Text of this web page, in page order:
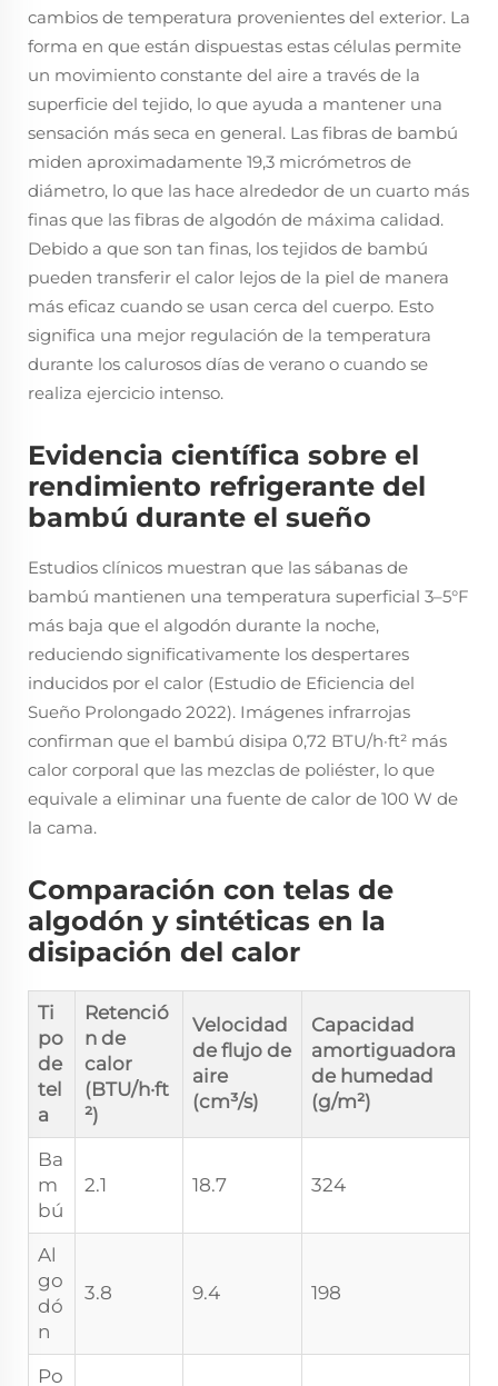
cambios de temperatura provenientes del exterior. La
forma en que están dispuestas estas células permite
un movimiento constante del aire a través de la
superficie del tejido, lo que ayuda a mantener una
sensación más seca en general. Las fibras de bambú
miden aproximadamente 19,3 micrómetros de
diámetro, lo que las hace alrededor de un cuarto más
finas que las fibras de algodón de máxima calidad.
Debido a que son tan finas, los tejidos de bambú
pueden transferir el calor lejos de la piel de manera
más eficaz cuando se usan cerca del cuerpo. Esto
significa una mejor regulación de la temperatura
durante los calurosos días de verano o cuando se
realiza ejercicio intenso.
Evidencia científica sobre el
rendimiento refrigerante del
bambú durante el sueño
Estudios clínicos muestran que las sábanas de
bambú mantienen una temperatura superficial 3–5°F
más baja que el algodón durante la noche,
reduciendo significativamente los despertares
inducidos por el calor (Estudio de Eficiencia del
Sueño Prolongado 2022). Imágenes infrarrojas
confirman que el bambú disipa 0,72 BTU/h·ft² más
calor corporal que las mezclas de poliéster, lo que
equivale a eliminar una fuente de calor de 100 W de
la cama.
Comparación con telas de
algodón y sintéticas en la
disipación del calor
Ti
po
de
tel
a
Retenció
n de
calor
(BTU/h·ft
²)
Velocidad
de flujo de
aire
(cm³/s)
Capacidad
amortiguadora
de humedad
(g/m²)
Ba
m
bú
2.1 18.7 324
Al
go
dó
n
3.8 9.4 198
Po